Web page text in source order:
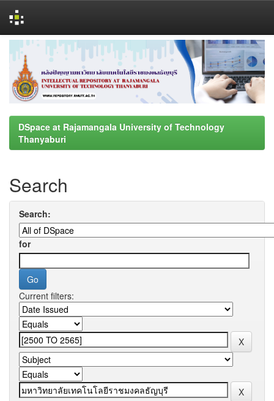
navigation
DSpace at Rajamangala University of Technology
Thanyaburi
Search
Search:
for
Current filters: